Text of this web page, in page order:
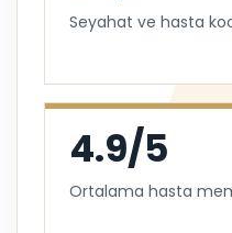
Seyahat ve hasta
4.9/5
Ortalama hasta